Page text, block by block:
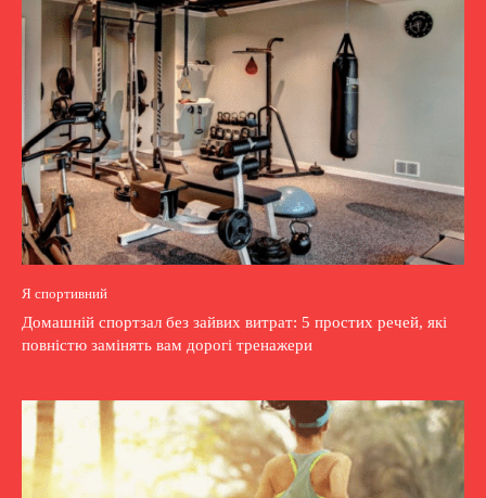
Я спортивний
Домашній спортзал без зайвих витрат: 5 простих речей, які
повністю замінять вам дорогі тренажери